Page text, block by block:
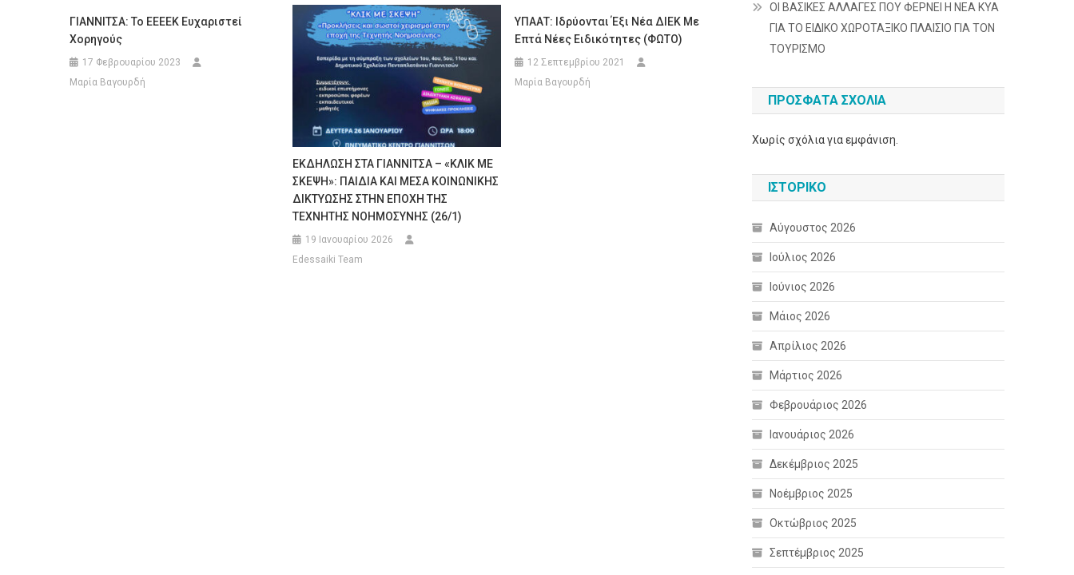
ΓΙΑΝΝΙΤΣΑ: Το ΕΕΕΕΚ Ευχαριστεί
Χορηγούς
17 Φεβρουαρίου 2023
Μαρία Βαγουρδή
ΕΚΔΗΛΩΣΗ ΣΤΑ ΓΙΑΝΝΙΤΣΑ – «ΚΛΙΚ ΜΕ
ΣΚΕΨΗ»: ΠΑΙΔΙΑ ΚΑΙ ΜΕΣΑ ΚΟΙΝΩΝΙΚΗΣ
ΔΙΚΤΥΩΣΗΣ ΣΤΗΝ ΕΠΟΧΗ ΤΗΣ
ΤΕΧΝΗΤΗΣ ΝΟΗΜΟΣΥΝΗΣ (26/1)
19 Ιανουαρίου 2026
Edessaiki Team
ΥΠΑΑΤ: Ιδρύονται Έξι Νέα ΔΙΕΚ Με
Επτά Νέες Ειδικότητες (ΦΩΤΟ)
12 Σεπτεμβρίου 2021
Μαρία Βαγουρδή
ΟΙ ΒΑΣΙΚΕΣ ΑΛΛΑΓΕΣ ΠΟΥ ΦΕΡΝΕΙ Η ΝΕΑ ΚΥΑ
ΓΙΑ ΤΟ ΕΙΔΙΚΟ ΧΩΡΟΤΑΞΙΚΟ ΠΛΑΙΣΙΟ ΓΙΑ ΤΟΝ
ΤΟΥΡΙΣΜΟ
ΠΡΌΣΦΑΤΑ ΣΧΌΛΙΑ
Χωρίς σχόλια για εμφάνιση.
ΙΣΤΟΡΙΚΌ
Αύγουστος 2026
Ιούλιος 2026
Ιούνιος 2026
Μάιος 2026
Απρίλιος 2026
Μάρτιος 2026
Φεβρουάριος 2026
Ιανουάριος 2026
Δεκέμβριος 2025
Νοέμβριος 2025
Οκτώβριος 2025
Σεπτέμβριος 2025